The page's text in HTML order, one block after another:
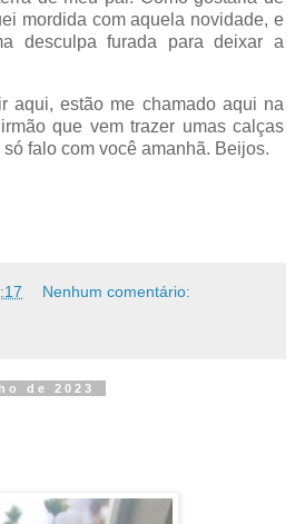
mordida com aquela novidade, e
desculpa furada para deixar a
aqui, estão me chamado aqui na
que vem trazer umas calças
falo com você amanhã. Beijos.
Nenhum comentário:
de 2023